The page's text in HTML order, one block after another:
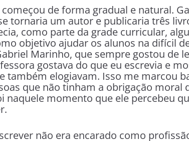
de forma gradual e natural.
tornaria um autor e publicaria três
como parte da grade curricular,
objetivo ajudar os alunos na difícil
Marinho, que sempre gostou de
gostava do que eu escrevia e
também elogiavam. Isso me marcou
que não tinham a obrigação moral
naquele momento que ele percebeu
não era encarado como